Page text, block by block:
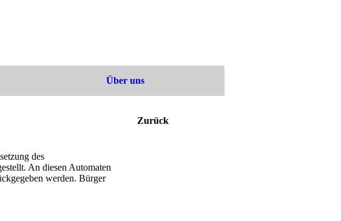
Über uns
des
An diesen Automaten
werden. Bürger
Zurück